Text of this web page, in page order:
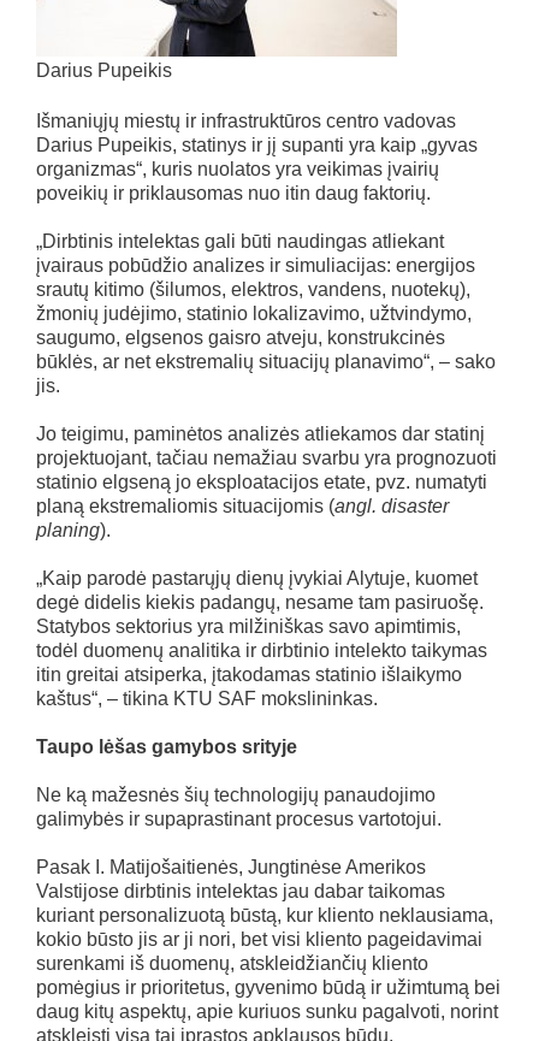
Darius Pupeikis
Išmaniųjų miestų ir infrastruktūros centro vadovas
Darius Pupeikis, statinys ir jį supanti yra kaip „gyvas
organizmas“, kuris nuolatos yra veikimas įvairių
poveikių ir priklausomas nuo itin daug faktorių.
„Dirbtinis intelektas gali būti naudingas atliekant
įvairaus pobūdžio analizes ir simuliacijas: energijos
srautų kitimo (šilumos, elektros, vandens, nuotekų),
žmonių judėjimo, statinio lokalizavimo, užtvindymo,
saugumo, elgsenos gaisro atveju, konstrukcinės
būklės, ar net ekstremalių situacijų planavimo“, – sako
jis.
Jo teigimu, paminėtos analizės atliekamos dar statinį
projektuojant, tačiau nemažiau svarbu yra prognozuoti
statinio elgseną jo eksploatacijos etate, pvz. numatyti
planą ekstremaliomis situacijomis (angl. disaster
planing).
„Kaip parodė pastarųjų dienų įvykiai Alytuje, kuomet
degė didelis kiekis padangų, nesame tam pasiruošę.
Statybos sektorius yra milžiniškas savo apimtimis,
todėl duomenų analitika ir dirbtinio intelekto taikymas
itin greitai atsiperka, įtakodamas statinio išlaikymo
kaštus“, – tikina KTU SAF mokslininkas.
Taupo lėšas gamybos srityje
Ne ką mažesnės šių technologijų panaudojimo
galimybės ir supaprastinant procesus vartotojui.
Pasak I. Matijošaitienės, Jungtinėse Amerikos
Valstijose dirbtinis intelektas jau dabar taikomas
kuriant personalizuotą būstą, kur kliento neklausiama,
kokio būsto jis ar ji nori, bet visi kliento pageidavimai
surenkami iš duomenų, atskleidžiančių kliento
pomėgius ir prioritetus, gyvenimo būdą ir užimtumą bei
daug kitų aspektų, apie kuriuos sunku pagalvoti, norint
atskleisti visa tai įprastos apklausos būdu.